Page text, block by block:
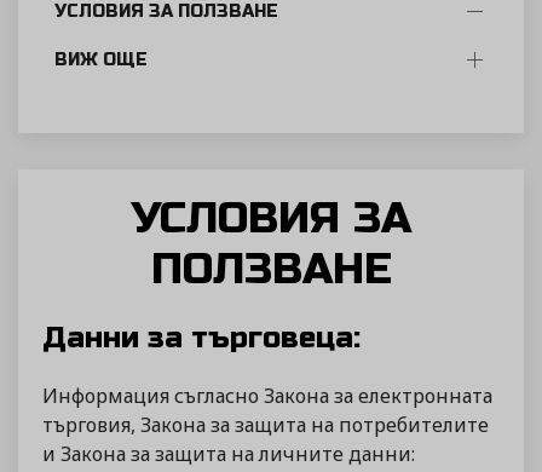
УСЛОВИЯ ЗА ПОЛЗВАНЕ
ВИЖ ОЩЕ
УСЛОВИЯ ЗА
ПОЛЗВАНЕ
Данни за търговеца:
Информация съгласно Закона за електронната
търговия, Закона за защита на потребителите
и Закона за защита на личните данни: